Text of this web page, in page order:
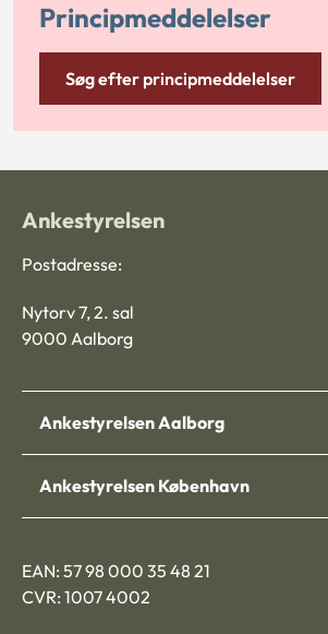
Principmeddelelser
Søg efter principmeddelelser
Ankestyrelsen
Postadresse:
Nytorv 7, 2. sal
9000 Aalborg
Ankestyrelsen Aalborg
Ankestyrelsen København
EAN: 57 98 000 35 48 21
CVR: 1007 4002